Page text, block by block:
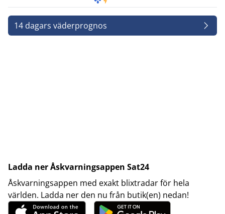
14 dagars väderprognos
Ladda ner Åskvarningsappen Sat24
Åskvarningsappen med exakt blixtradar för hela
världen. Ladda ner den nu från butik(en) nedan!